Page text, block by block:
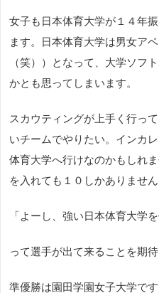
女子も日本体育大学が１４年
ます。日本体育大学は男女ア
（笑））となって、大学ソフ
かとも思ってしまいます。
スカウティングが上手く行っ
いチームでやりたい。インカ
体育大学へ行けなのかもしれ
を入れても１０しかありません
「よーし、強い日本体育大学
って選手が出て来ることを期待
準優勝は園田学園女子大学で